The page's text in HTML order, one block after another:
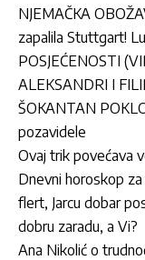
NJEMAČKA
zapalila Stuttgart!
POSJEĆENOSTI
ALEKSANDRI I
ŠOKANTAN
pozavidele
Ovaj trik povećava
Dnevni horoskop
flert, Jarcu dobar
dobru zaradu, a Vi?
Ana Nikolić o